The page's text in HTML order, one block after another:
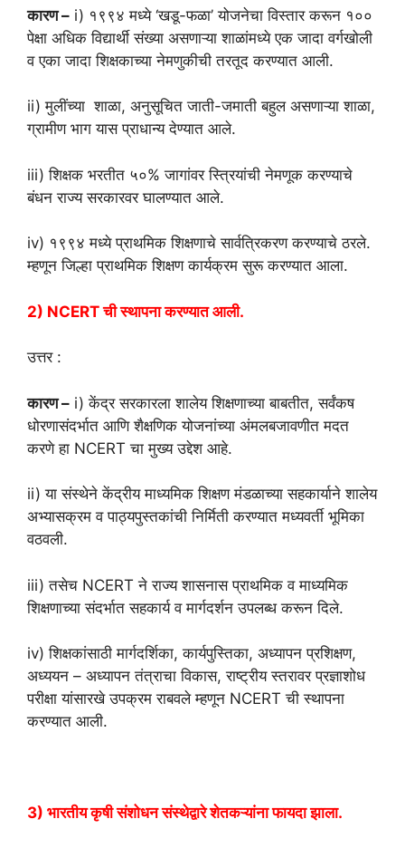
कारण – i) १९९४ मध्ये ‘खडू-फळा’ योजनेचा विस्तार करून १००
पेक्षा अधिक विद्यार्थी संख्या असणाऱ्या शाळांमध्ये एक जादा वर्गखोली
व एका जादा शिक्षकाच्या नेमणुकीची तरतूद करण्यात आली.
ii) मुलींच्या शाळा, अनुसूचित जाती-जमाती बहुल असणाऱ्या शाळा,
ग्रामीण भाग यास प्राधान्य देण्यात आले.
iii) शिक्षक भरतीत ५०% जागांवर स्त्रियांची नेमणूक करण्याचे
बंधन राज्य सरकारवर घालण्यात आले.
iv) १९९४ मध्ये प्राथमिक शिक्षणाचे सार्वत्रिकरण करण्याचे ठरले.
म्हणून जिल्हा प्राथमिक शिक्षण कार्यक्रम सुरू करण्यात आला.
2) NCERT ची स्थापना करण्यात आली.
उत्तर :
कारण – i) केंद्र सरकारला शालेय शिक्षणाच्या बाबतीत, सर्वंकष
धोरणासंदर्भात आणि शैक्षणिक योजनांच्या अंमलबजावणीत मदत
करणे हा NCERT चा मुख्य उद्देश आहे.
ii) या संस्थेने केंद्रीय माध्यमिक शिक्षण मंडळाच्या सहकार्याने शालेय
अभ्यासक्रम व पाठ्यपुस्तकांची निर्मिती करण्यात मध्यवर्ती भूमिका
वठवली.
iii) तसेच NCERT ने राज्य शासनास प्राथमिक व माध्यमिक
शिक्षणाच्या संदर्भात सहकार्य व मार्गदर्शन उपलब्ध करून दिले.
iv) शिक्षकांसाठी मार्गदर्शिका, कार्यपुस्तिका, अध्यापन प्रशिक्षण,
अध्ययन – अध्यापन तंत्राचा विकास, राष्ट्रीय स्तरावर प्रज्ञाशोध
परीक्षा यांसारखे उपक्रम राबवले म्हणून NCERT ची स्थापना
करण्यात आली.
3) भारतीय कृषी संशोधन संस्थेद्वारे शेतकऱ्यांना फायदा झाला.